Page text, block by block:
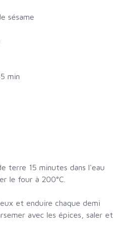
sésame
min
terre 15 minutes dans l'eau
le four à 200°C.
et enduire chaque demi
avec les épices, saler et